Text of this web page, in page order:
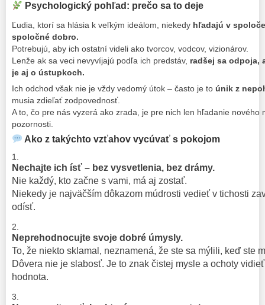
Psychologický pohľad: prečo sa to deje
Ľudia, ktorí sa hlásia k veľkým ideálom, niekedy hľadajú v
spoločné dobro.
Potrebujú, aby ich ostatní videli ako tvorcov, vodcov, vizionárov.
Lenže ak sa veci nevyvíjajú podľa ich predstáv, radšej sa odpoja,
je aj o ústupkoch.
Ich odchod však nie je vždy vedomý útok – často je to únik z
musia zdieľať zodpovednosť.
A to, čo pre nás vyzerá ako zrada, je pre nich len hľadanie nového
pozornosti.
Ako z takýchto vzťahov vycúvať s pokojom
Nechajte ich ísť – bez vysvetlenia, bez drámy.
Nie každý, kto začne s vami, má aj zostať.
Niekedy je najväčším dôkazom múdrosti vedieť v tichosti
odísť.
Neprehodnocujte svoje dobré úmysly.
To, že niekto sklamal, neznamená, že ste sa mýlili, keď ste
Dôvera nie je slabosť. Je to znak čistej mysle a ochoty
hodnota.